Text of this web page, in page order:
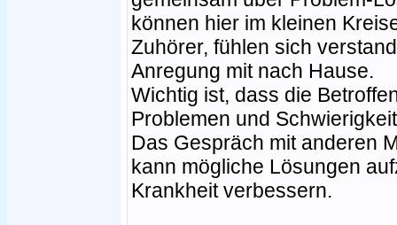
können hier im kleinen
Zuhörer, fühlen sich
Anregung mit nach Hause.
Wichtig ist, dass die
Problemen und
Das Gespräch mit anderen
kann mögliche Lösungen
Krankheit verbessern.